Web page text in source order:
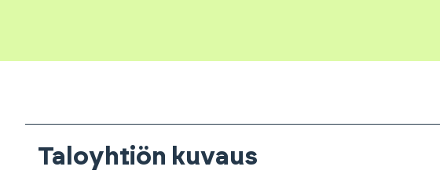
Taloyhtiön kuvaus